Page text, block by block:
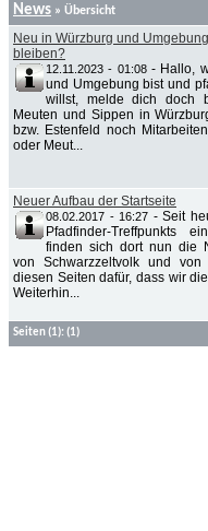
News » Übersicht
Neu in Würzburg und
bleiben?
12.11.2023 - 01:08- Hallo,
und Umgebung bist und
willst, melde dich doch
Meuten und Sippen in
bzw. Estenfeld noch
oder Meut...
Neuer Aufbau der Startseite
08.02.2017 - 16:27 -Seit
Pfadfinder-Treffpunkts
finden sich dort nun die
von Schwarzzeltvolk und
diesen Seiten dafür, dass wir
Weiterhin...
Seiten(1): (1)